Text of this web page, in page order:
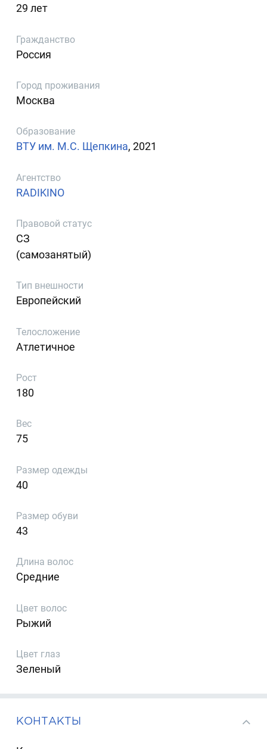
29 лет
Гражданство
Россия
Город проживания
Москва
Образование
ВТУ им. М.С. Щепкина, 2021
Агентство
RADIKINO
Правовой статус
СЗ
(самозанятый)
Тип внешности
Европейский
Телосложение
Атлетичное
Рост
180
Вес
75
Размер одежды
40
Размер обуви
43
Длина волос
Средние
Цвет волос
Рыжий
Цвет глаз
Зеленый
КОНТАКТЫ